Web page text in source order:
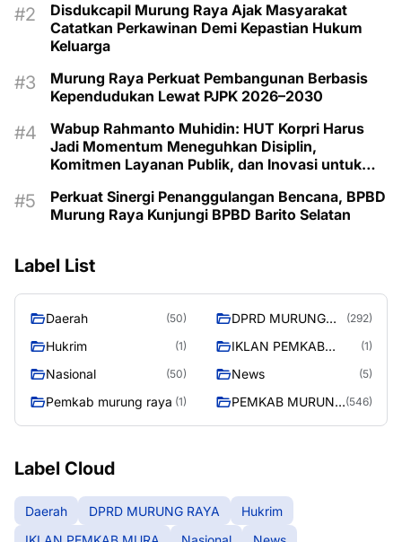
Disdukcapil Murung Raya Ajak Masyarakat
Catatkan Perkawinan Demi Kepastian Hukum
Keluarga
Murung Raya Perkuat Pembangunan Berbasis
Kependudukan Lewat PJPK 2026–2030
Wabup Rahmanto Muhidin: HUT Korpri Harus
Jadi Momentum Meneguhkan Disiplin,
Komitmen Layanan Publik, dan Inovasi untuk
Perkuat Sinergi Penanggulangan Bencana, BPBD
Murung Raya Kunjungi BPBD Barito Selatan
Label List
Daerah (50)
DPRD MURUNG
(292)
Hukrim (1)
IKLAN PEMKAB
(1)
Nasional (50) News (5)
Pemkab murung raya (1)
PEMKAB MURUNG (546)
Label Cloud
Daerah DPRD MURUNG RAYA
Hukrim